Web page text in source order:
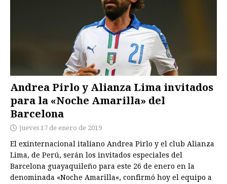
Andrea Pirlo y Alianza Lima invitados
para la «Noche Amarilla» del
Barcelona
jueves 17 de enero de 2019
El exinternacional italiano Andrea Pirlo y el club Alianza
Lima, de Perú, serán los invitados especiales del
Barcelona guayaquileño para este 26 de enero en la
denominada «Noche Amarilla«, confirmó hoy el equipo a